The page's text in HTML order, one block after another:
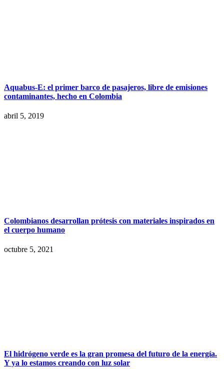
Aquabus-E: el primer barco de pasajeros, libre de emisiones
contaminantes, hecho en Colombia
abril 5, 2019
Colombianos desarrollan prótesis con materiales inspirados en
el cuerpo humano
octubre 5, 2021
El hidrógeno verde es la gran promesa del futuro de la energía.
Y ya lo estamos creando con luz solar